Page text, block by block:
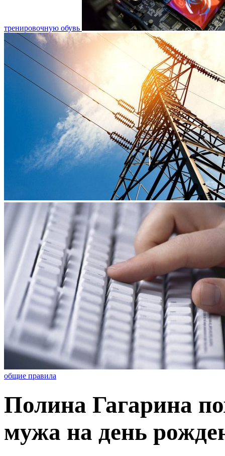
тренировочную обувь
общие правила
Полина Гагарина
мужа на день